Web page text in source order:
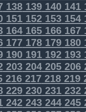
138139140141
151152153154
164165166167
177178179180
190191192193
203204205206
216217218219
229230231232
242243244245